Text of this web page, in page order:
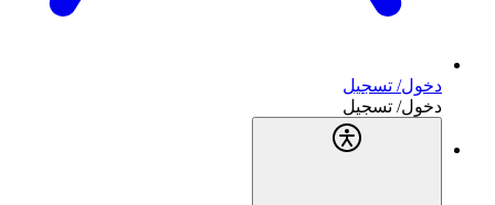
دخول/ تسجيل
دخول/ تسجيل